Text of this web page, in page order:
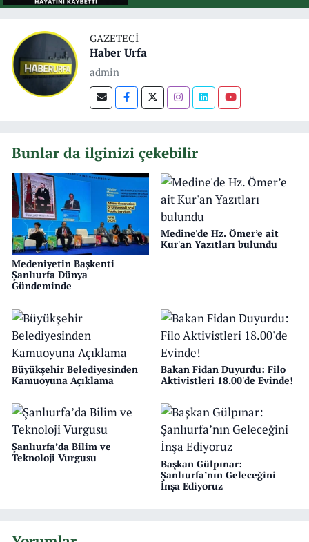
GAZETECI
Haber Urfa
admin
Bunlar da ilginizi çekebilir
Medeniyetin Başkenti
Şanlıurfa Dünya
Gündeminde
Medine'de Hz. Ömer’e ait
Kur'an Yazıtları bulundu
Büyükşehir Belediyesinden
Kamuoyuna Açıklama
Bakan Fidan Duyurdu: Filo
Aktivistleri 18.00'de Evinde!
Şanlıurfa’da Bilim ve
Teknoloji Vurgusu
Başkan Gülpınar:
Şanlıurfa’nın Geleceğini
İnşa Ediyoruz